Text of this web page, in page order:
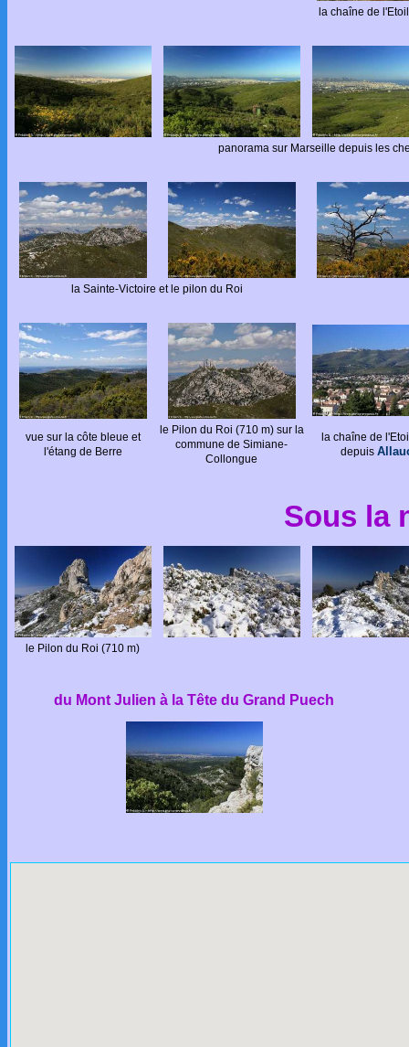
la chaîne de
panorama sur Marseille depuis les
la Sainte-Victoire et le pilon du Roi
vue sur la côte bleue et
l'étang de Berre
le Pilon du Roi (710 m) sur la
commune de Simiane-
Collongue
la chaîne de
depuis
Sous la
le Pilon du Roi (710 m)
du Mont Julien à la Tête du Grand Puech